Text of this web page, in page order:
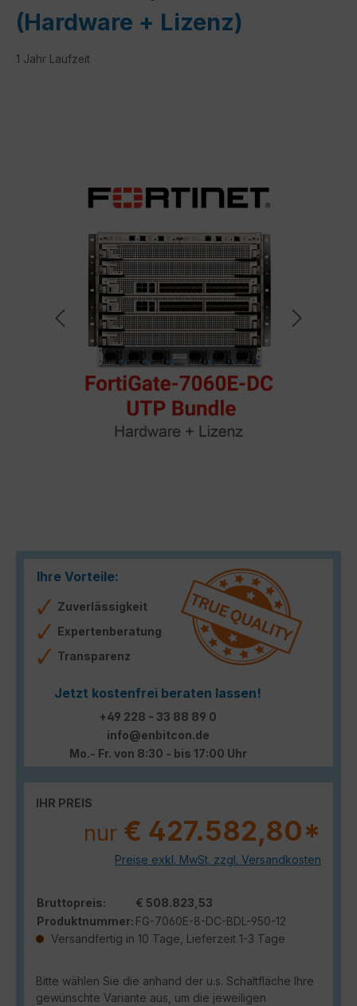
(Hardware + Lizenz)
1 Jahr Laufzeit
Ihre Vorteile:
Zuverlässigkeit
Expertenberatung
Transparenz
Jetzt kostenfrei beraten lassen!
+49 228 - 33 88 89 0
info@enbitcon.de
Mo.- Fr. von 8:30 - bis 17:00 Uhr
IHR PREIS
nur € 427.582,80*
Preise exkl. MwSt. zzgl. Versandkosten
Bruttopreis:
€ 508.823,53
Produktnummer: FG-7060E-8-DC-BDL-950-12
Versandfertig in 10 Tage, Lieferzeit 1-3 Tage
Bitte wählen Sie die anhand der u.s. Schaltfläche Ihre
gewünschte Variante aus, um die jeweiligen